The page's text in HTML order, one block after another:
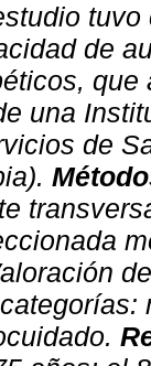
tuvo
de
que
una
de